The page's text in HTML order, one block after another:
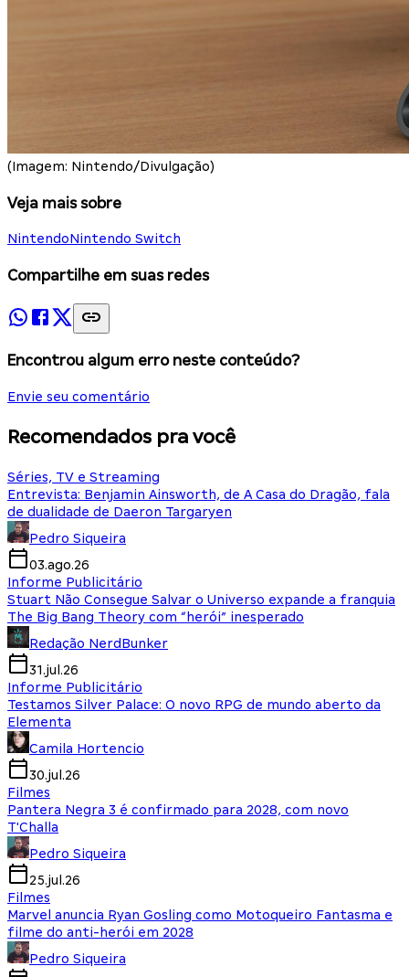
(Imagem: Nintendo/Divulgação)
Veja mais sobre
NintendoNintendo Switch
Compartilhe em suas redes
Encontrou algum erro neste conteúdo?
Envie seu comentário
Recomendados pra você
Séries, TV e Streaming
Entrevista: Benjamin Ainsworth, de A Casa do Dragão, fala
de dualidade de Daeron Targaryen
Pedro Siqueira
03.ago.26
Informe Publicitário
Stuart Não Consegue Salvar o Universo expande a franquia
The Big Bang Theory com “herói” inesperado
Redação NerdBunker
31.jul.26
Informe Publicitário
Testamos Silver Palace: O novo RPG de mundo aberto da
Elementa
Camila Hortencio
30.jul.26
Filmes
Pantera Negra 3 é confirmado para 2028, com novo
T'Challa
Pedro Siqueira
25.jul.26
Filmes
Marvel anuncia Ryan Gosling como Motoqueiro Fantasma e
filme do anti-herói em 2028
Pedro Siqueira